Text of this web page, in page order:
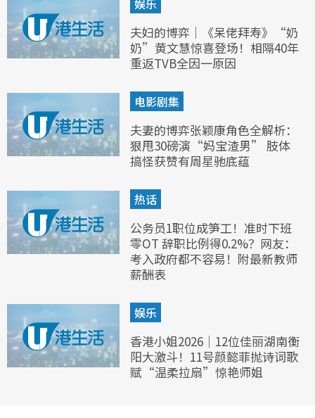
娱乐
夫妇的博弈｜《呆佬拜寿》“奶
奶”黄文慧惊喜登场！相隔40年
重返TVB全因一原因
电影剧集
夫妻的博弈张颖康角色全解析：
狠甩30磅演“妈宝渣男” 肢体
搞怪获赞有周星驰底蕴
热话
公务员1职位成笋工！准时下班
零OT 辞职比例得0.2%？网友：
考入政府都不容易！附最新教师
薪酬表
娱乐
香港小姐2026｜12位佳丽湖南衡
阳大激斗！11号颜懿菲抛诗词歌
赋“温柔拉扇”惊艳师姐